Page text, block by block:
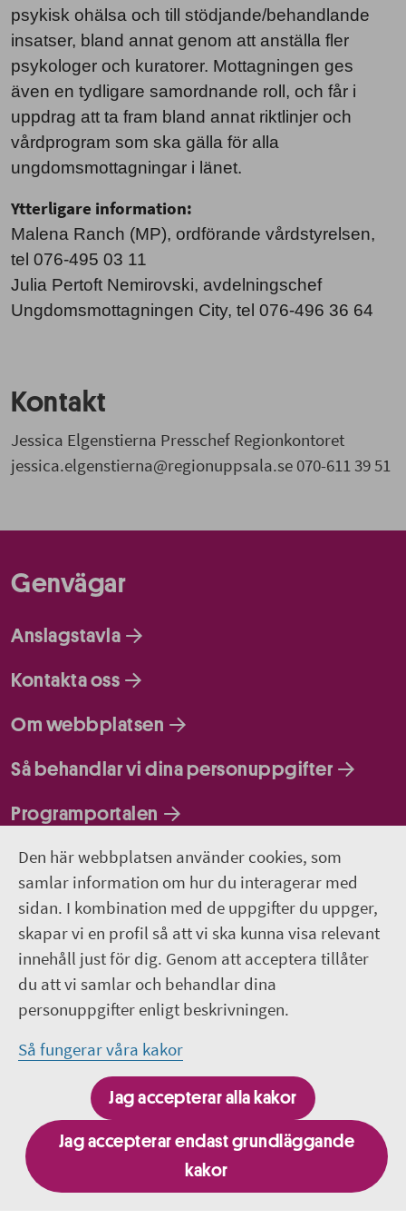
Den här webbplatsen använder cookies, som
samlar information om hur du interagerar med
sidan. I kombination med de uppgifter du uppger,
skapar vi en profil så att vi ska kunna visa relevant
innehåll just för dig. Genom att acceptera tillåter
du att vi samlar och behandlar dina
personuppgifter enligt beskrivningen.
Så fungerar våra kakor
Jag accepterar alla kakor
Jag accepterar endast grundläggande
kakor
psykisk ohälsa och till stödjande/behandlande
insatser, bland annat genom att anställa fler
psykologer och kuratorer. Mottagningen ges
även en tydligare samordnande roll, och får i
uppdrag att ta fram bland annat riktlinjer och
vårdprogram som ska gälla för alla
ungdomsmottagningar i länet.
Ytterligare information:
Malena Ranch (MP), ordförande vårdstyrelsen,
tel 076-495 03 11
Julia Pertoft Nemirovski, avdelningschef
Ungdomsmottagningen City, tel 076-496 36 64
Kontakt
Jessica Elgenstierna Presschef Regionkontoret
jessica.elgenstierna@regionuppsala.se 070-611 39 51
Genvägar
Anslagstavla
Kontakta oss
Om webbplatsen
Så behandlar vi dina personuppgifter
Programportalen
Följ oss
Lediga jobb
Pressrum
Facebook
Jobba hos oss - Facebook